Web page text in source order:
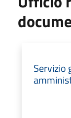
Servizio